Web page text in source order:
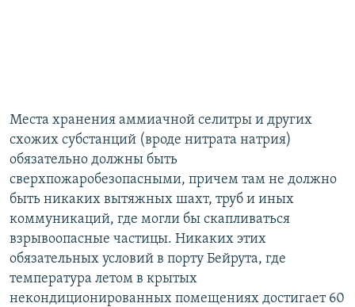
Места хранения аммиачной селитры и других
схожих субстанций (вроде нитрата натрия)
обязательно должны быть
сверхпожаробезопасными, причем там не должно
быть никаких вытяжных шахт, труб и иных
коммуникаций, где могли бы скапливаться
взрывоопасные частицы. Никаких этих
обязательных условий в порту Бейрута, где
температура летом в крытых
некондиционированных помещениях достигает 60